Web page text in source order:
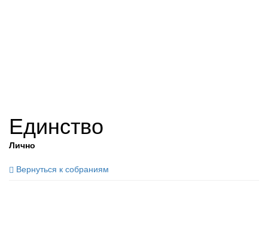
Единство
Лично
Вернуться к собраниям